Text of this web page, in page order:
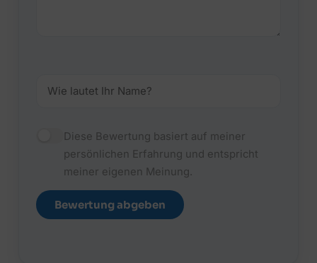
Diese Bewertung basiert auf meiner
persönlichen Erfahrung und entspricht
meiner eigenen Meinung.
Bewertung abgeben